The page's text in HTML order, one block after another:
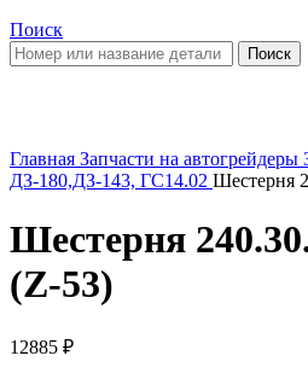
Поиск
Поиск
Главная Запчасти на автогрейдеры
ДЗ-180,ДЗ-143, ГС14.02 Шестерня
Шестерня
(Z-53)
12885 ₽